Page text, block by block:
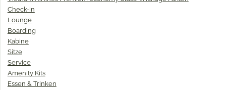
Check-in
Lounge
Boarding
Kabine
Sitze
Service
Amenity Kits
Essen & Trinken